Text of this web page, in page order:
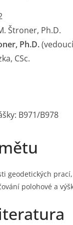
Štroner, Ph.D.
Ph.D.
CSc.
B971/B978
geodetických
polohové a